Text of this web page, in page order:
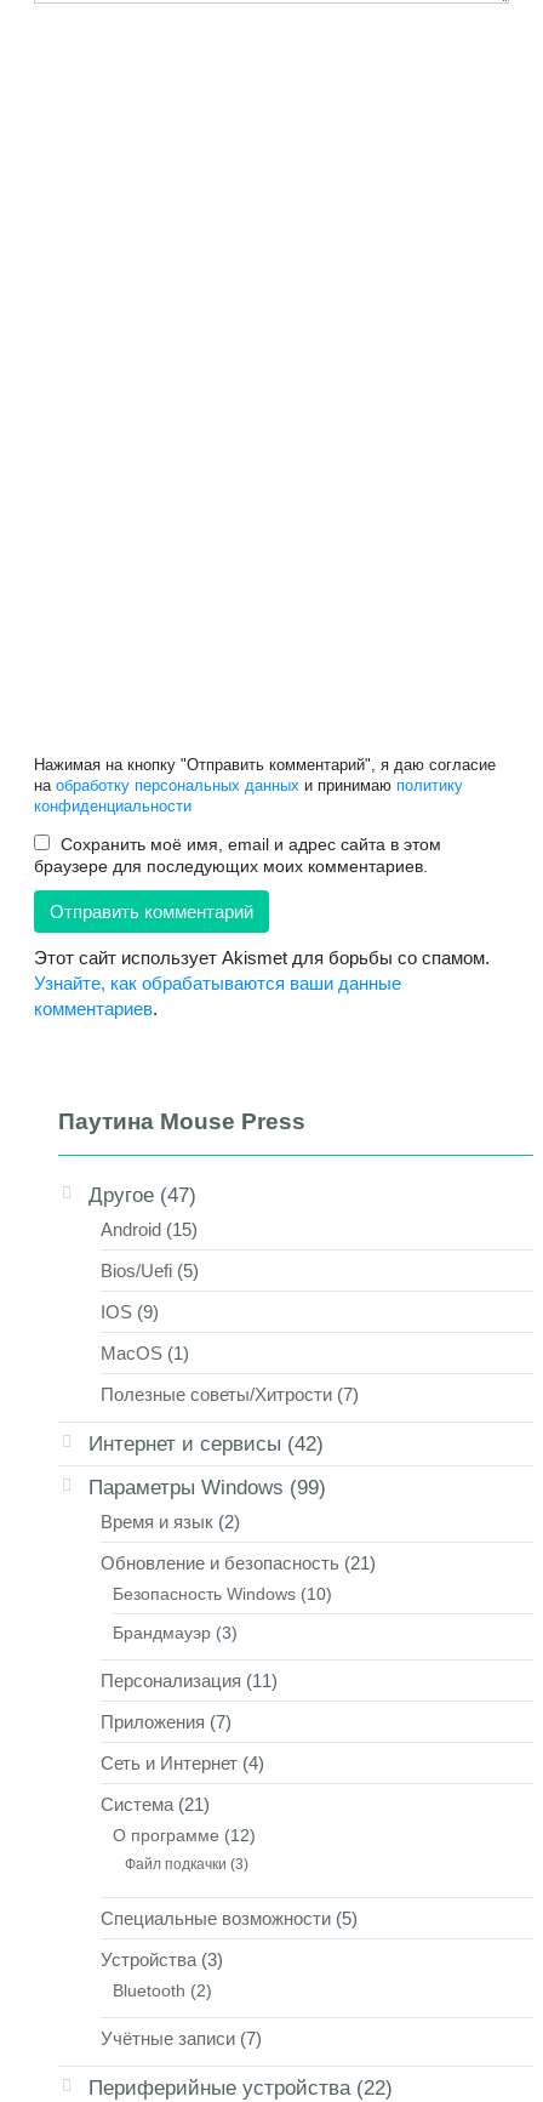
Нажимая на кнопку "Отправить комментарий", я даю согласие
на обработку персональных данных и принимаю политику
конфиденциальности
Сохранить моё имя, email и адрес сайта в этом
браузере для последующих моих комментариев.
Этот сайт использует Akismet для борьбы со спамом.
Узнайте, как обрабатываются ваши данные
комментариев.
Паутина Mouse Press
Другое (47)
Android (15)
Bios/Uefi (5)
IOS (9)
MacOS (1)
Полезные советы/Хитрости (7)
Интернет и сервисы (42)
Параметры Windows (99)
Время и язык (2)
Обновление и безопасность (21)
Безопасность Windows (10)
Брандмауэр (3)
Персонализация (11)
Приложения (7)
Сеть и Интернет (4)
Система (21)
О программе (12)
Файл подкачки (3)
Специальные возможности (5)
Устройства (3)
Bluetooth (2)
Учётные записи (7)
Периферийные устройства(22)